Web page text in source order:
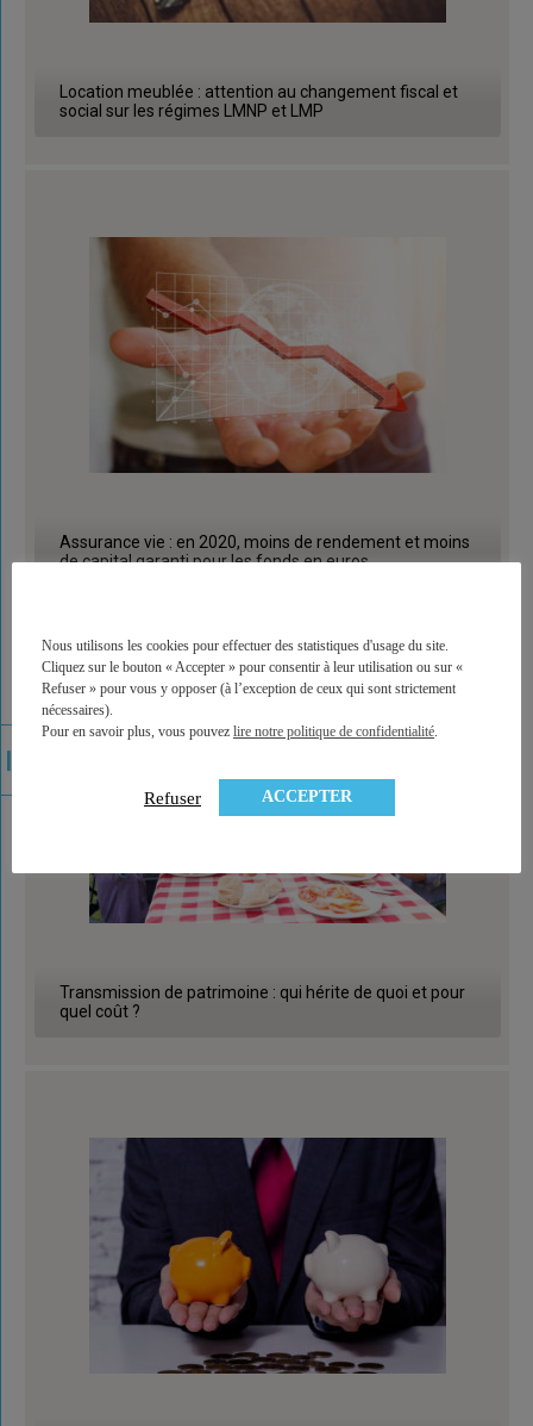
Location meublée : attention au changement fiscal et
social sur les régimes LMNP et LMP
Assurance vie : en 2020, moins de rendement et moins
de capital garanti pour les fonds en euros
Transmission de patrimoine : qui hérite de quoi et pour
quel coût ?
Nous utilisons les cookies pour effectuer des statistiques d'usage du site.
Cliquez sur le bouton « Accepter » pour consentir à leur utilisation ou sur «
Refuser » pour vous y opposer (à l’exception de ceux qui sont strictement
nécessaires).
Pour en savoir plus, vous pouvez lire notre politique de confidentialité.
Refuser ACCEPTER